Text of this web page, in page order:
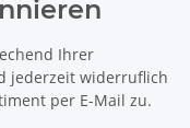
Ihrer
jederzeit widerruflich
per E-Mail zu.